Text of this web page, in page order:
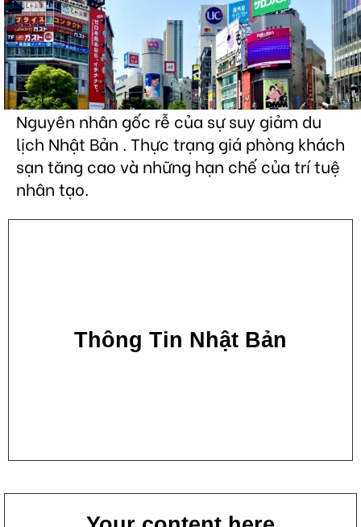
Nguyên nhân gốc rễ của sự suy giảm du
lịch Nhật Bản . Thực trạng giá phòng khách
sạn tăng cao và những hạn chế của trí tuệ
nhân tạo.
Thông Tin Nhật Bản